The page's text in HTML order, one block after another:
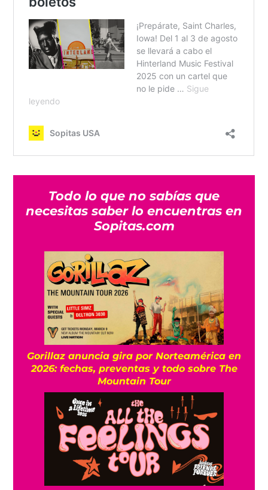
Todo lo que no sabías que
necesitas saber lo encuentras en
Sopitas.com
Gorillaz anuncia gira por Norteamérica en
2026: fechas, preventas y todo sobre The
Mountain Tour